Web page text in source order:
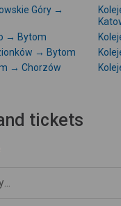
Góry →
→ Bytom
→ Bytom
→ Chorzów
tickets